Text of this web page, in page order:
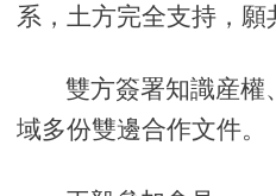
系，土方完全支持，願
雙方簽署知識産權
域多份雙邊合作文件。